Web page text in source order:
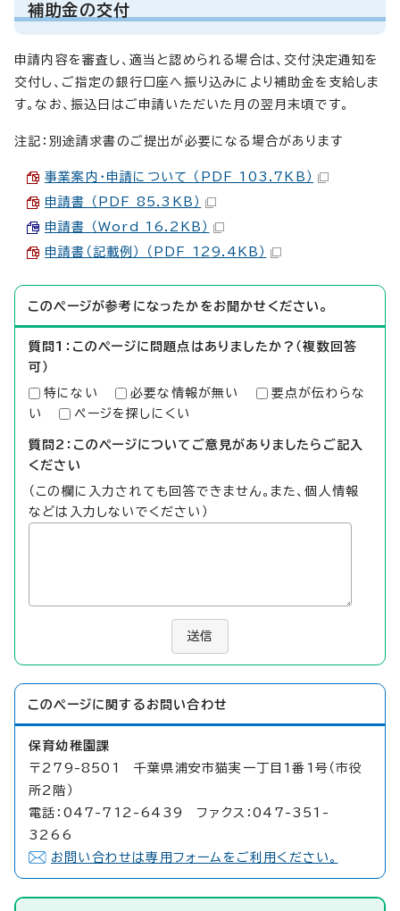
補助金の交付
申請内容を審査し、適当と認められる場合は、交付決定通知を
交付し、ご指定の銀行口座へ振り込みにより補助金を支給しま
す。なお、振込日はご申請いただいた月の翌月末頃です。
注記：別途請求書のご提出が必要になる場合があります
事業案内・申請について （PDF 103.7KB）
申請書 （PDF 85.3KB）
申請書 （Word 16.2KB）
申請書（記載例） （PDF 129.4KB）
このページが参考になったかをお聞かせください。
質問1：このページに問題点はありましたか？（複数回答
可）
特にない 必要な情報が無い
要点が伝わらな
い
ページを探しにくい
質問2：このページについてご意見がありましたらご記入
ください
（この欄に入力されても回答できません。また、個人情報
などは入力しないでください）
送信
このページに関する お問い合わせ
保育幼稚園課
〒279-8501 千葉県浦安市猫実一丁目1番1号（市役
所2階）
電話：047-712-6439 ファクス：047-351-
3266
お問い合わせは専用フォームをご利用ください。